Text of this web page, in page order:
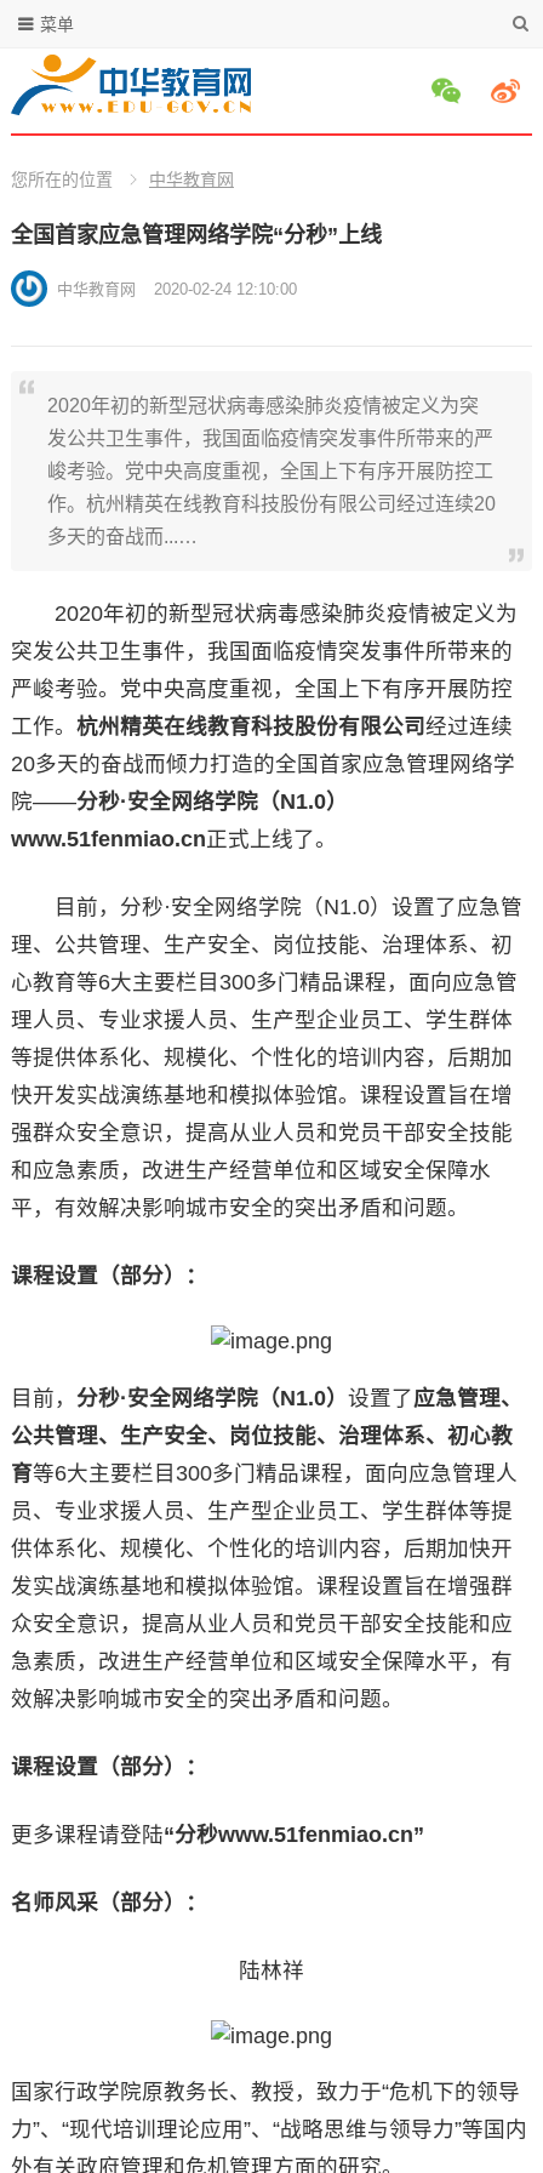
菜单
您所在的位置 中华教育网
全国首家应急管理网络学院“分秒”上线
中华教育网 2020-02-24 12:10:00
2020年初的新型冠状病毒感染肺炎疫情被定义为突
发公共卫生事件，我国面临疫情突发事件所带来的严
峻考验。党中央高度重视，全国上下有序开展防控工
作。杭州精英在线教育科技股份有限公司经过连续20
多天的奋战而...…
2020年初的新型冠状病毒感染肺炎疫情被定义为
突发公共卫生事件，我国面临疫情突发事件所带来的
严峻考验。党中央高度重视，全国上下有序开展防控
工作。 杭州精英在线教育科技股份有限公司经过连续
20多天的奋战而倾力打造的全国首家应急管理网络学
院——分秒·安全网络学院（N1.0）
www.51fenmiao.cn正式上线了。
目前，分秒·安全网络学院（N1.0）设置了应急管
理、公共管理、生产安全、岗位技能、治理体系、初
心教育等6大主要栏目300多门精品课程，面向应急管
理人员、专业求援人员、生产型企业员工、学生群体
等提供体系化、规模化、个性化的培训内容，后期加
快开发实战演练基地和模拟体验馆。课程设置旨在增
强群众安全意识，提高从业人员和党员干部安全技能
和应急素质，改进生产经营单位和区域安全保障水
平，有效解决影响城市安全的突出矛盾和问题。
课程设置（部分）：
目前， 分秒·安全网络学院（N1.0） 设置了应急管理、
公共管理、生产安全、岗位技能、治理体系、初心教
育等6大主要栏目300多门精品课程，面向应急管理人
员、专业求援人员、生产型企业员工、学生群体等提
供体系化、规模化、个性化的培训内容，后期加快开
发实战演练基地和模拟体验馆。课程设置旨在增强群
众安全意识，提高从业人员和党员干部安全技能和应
急素质，改进生产经营单位和区域安全保障水平，有
效解决影响城市安全的突出矛盾和问题。
课程设置（部分）：
更多课程请登陆“分秒www.51fenmiao.cn”
名师风采（部分）：
陆林祥
国家行政学院原教务长、教授，致力于“危机下的领导
力”、“现代培训理论应用”、“战略思维与领导力”等国内
外有关政府管理和危机管理方面的研究。